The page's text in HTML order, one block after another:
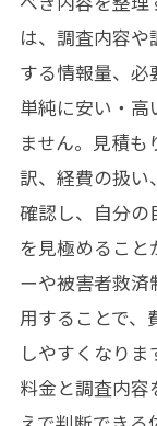
は、調査内容
する情報量、必
単純に安い・高
ません。見積
訳、経費の扱い
確認し、自分の
を見極めること
ーや被害者救
用することで、
しやすくなり
料金と調査内容